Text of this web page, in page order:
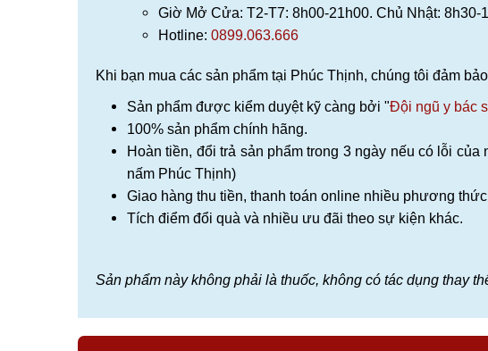
Giờ Mở Cửa: T2-T7: 8h00-21h00. Chủ Nhật: 8h30-
Hotline: 0899.063.666
Khi bạn mua các sản phẩm tại Phúc Thịnh, chúng tôi đảm
Sản phẩm được kiểm duyệt kỹ càng bởi "Đội ngũ y bác
100% sản phẩm chính hãng.
Hoàn tiền, đổi trả sản phẩm trong 3 ngày nếu có lỗi
nấm Phúc Thịnh)
Giao hàng thu tiền, thanh toán online nhiều phương
Tích điểm đổi quà và nhiều ưu đãi theo sự kiện khác.
Sản phẩm này không phải là thuốc, không có tác dụng thay